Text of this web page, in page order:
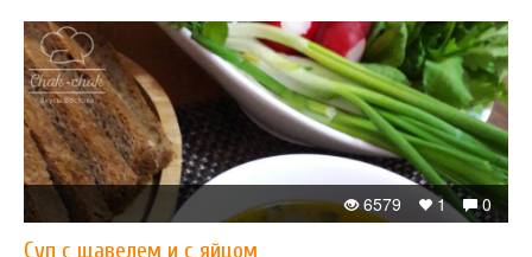
0
1
6579
Суп с щавелем и с яйцом